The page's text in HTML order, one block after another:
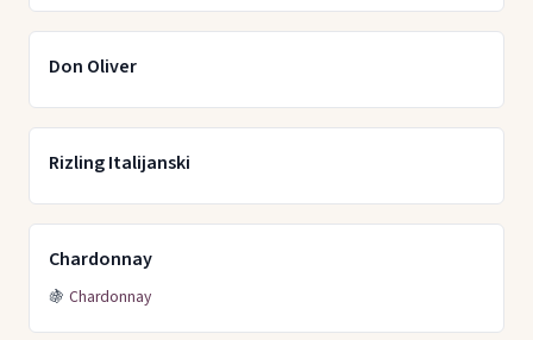
Don Oliver
Rizling Italijanski
Chardonnay
🍇 Chardonnay